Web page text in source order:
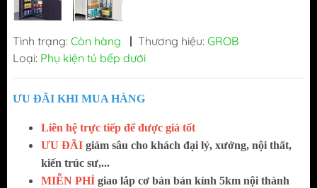
Tình trạng: Còn hàng | Thương hiệu: GROB
Loại: Phụ kiện tủ bếp dưới
ƯU ĐÃI KHI MUA HÀNG
Liên hệ trực tiếp để được giá tốt
ƯU ĐÃI giảm sâu cho khách đại lý, xưởng, nội thất,
kiến trúc sư,...
MIỄN PHÍ giao lắp cơ bản bán kính 5km nội thành